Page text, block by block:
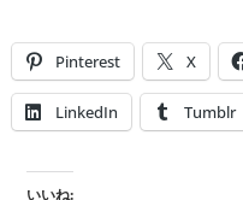
Pinterest X
LinkedIn Tumblr
いいね: